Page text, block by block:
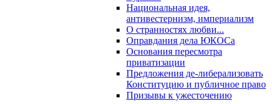
Национальная идея,
антивестернизм, империализм
О странностях любви...
Оправдания дела ЮКОСа
Основания пересмотра
приватизации
Предложения де-либерализовать
Конституцию и публичное право
Призывы к ужесточению